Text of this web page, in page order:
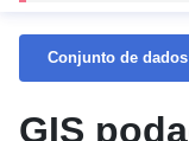
Conjunto de dados
GIS